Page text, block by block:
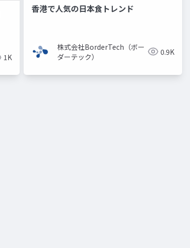
1K
香港で人気の日本食トレンド
株式会社BorderTech（ボー
ダーテック）
0.9K